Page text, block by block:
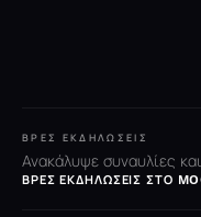
ΒΡΕΣ ΕΚΔΗΛΏΣΕΙΣ
Ανακάλυψε συναυλίες
ΒΡΕΣ ΕΚΔΗΛΏΣΕΙΣ ΣΤΟ